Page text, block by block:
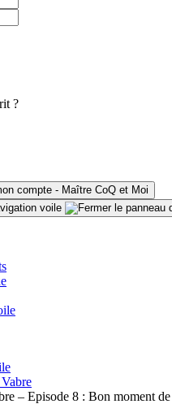
?
– Episode 8 : Bon moment